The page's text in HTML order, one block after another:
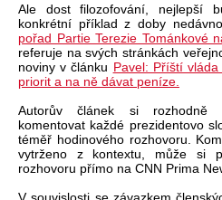
Ale dost filozofování, nejlepší
konkrétní příklad z doby
pořad Partie Terezie Tománkové
referuje na svých stránkách
noviny v článku Pavel: Příští
priorit a na ně dávat peníze.
Autorův článek si rozhodně
komentovat každé prezidentovo
téměř hodinového rozhovoru.
vytrženo z kontextu, může si
rozhovoru přímo na CNN Prima
V souvislosti se závazkem